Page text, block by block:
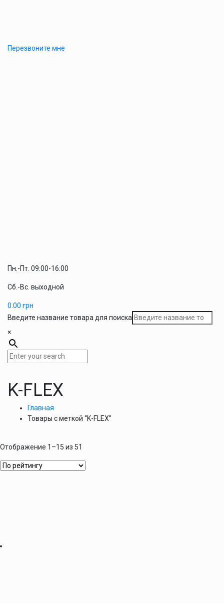
Перезвоните мне
Пн.-Пт. 09:00-16:00
Сб.-Вс. выходной
0.00 грн
Введите название товара для поиска
×
K-FLEX
Главная
Товары с меткой “K-FLEX”
Отображение 1–15 из 51